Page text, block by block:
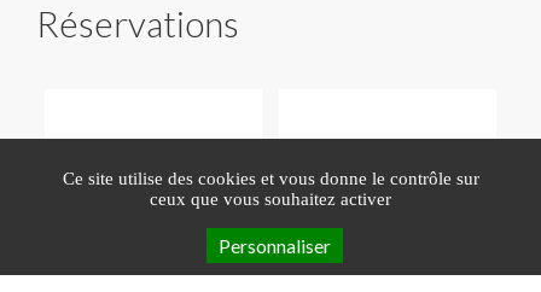
Réservations
Ce site utilise des cookies et vous donne le contrôle sur
ceux que vous souhaitez activer
Personnaliser